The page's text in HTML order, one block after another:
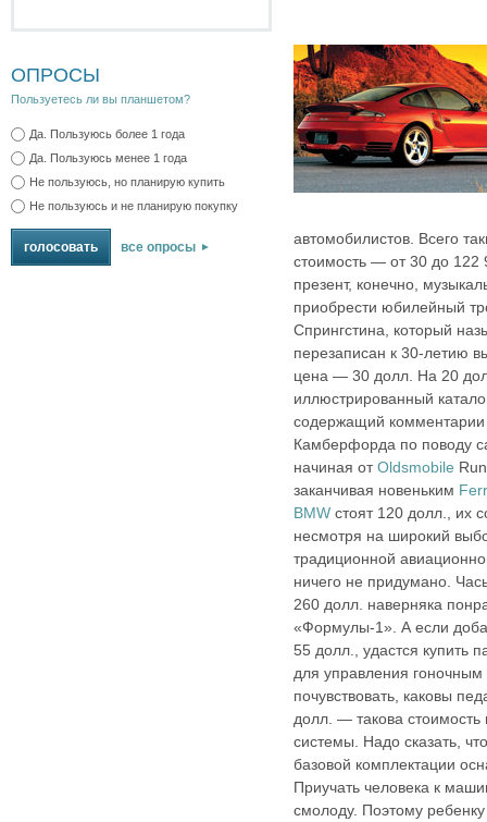
ОПРОСЫ
Пользуетесь ли вы планшетом?
Да. Пользуюсь более 1 года
Да. Пользуюсь менее 1 года
Не пользуюсь, но планирую купить
Не пользуюсь и не планирую покупку
все опросы
автомобилистов. Всего
стоимость — от 30 до
презент, конечно,
приобрести юбилейный
Спрингстина, который
перезаписан к 30‑летию
цена — 30 долл. На 20
иллюстрированный
содержащий комментарии
Камберфорда по поводу
начиная отOldsmobile
заканчивая новеньким
BMW стоят 120 долл., их
несмотря на широкий
традиционной
ничего не придумано.
260 долл. наверняка
«Формулы-1». А если
55 долл., удастся купить
для управления
почувствовать, каковы
долл. — такова стоимость
системы. Надо сказать,
базовой комплектации
Приучать человека к
смолоду. Поэтому